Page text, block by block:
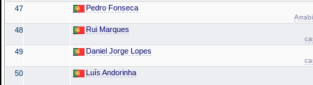
47 Pedro Fonseca
48 Rui Marques
49 Daniel Jorge Lopes
50 Luís Andorinha